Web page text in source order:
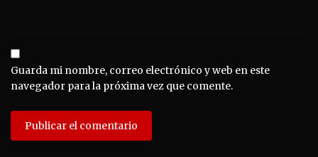
Guarda mi nombre, correo electrónico y web en este
navegador para la próxima vez que comente.